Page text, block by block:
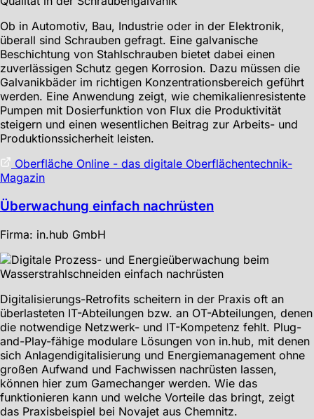
Ob in Automotiv, Bau, Industrie oder in der Elektronik,
überall sind Schrauben gefragt. Eine galvanische
Beschichtung von Stahlschrauben bietet dabei einen
zuverlässigen Schutz gegen Korrosion. Dazu müssen die
Galvanikbäder im richtigen Konzentrationsbereich geführt
werden. Eine Anwendung zeigt, wie chemikalienresistente
Pumpen mit Dosierfunktion von Flux die Produktivität
steigern und einen wesentlichen Beitrag zur Arbeits- und
Produktionssicherheit leisten.
Oberfläche Online - das digitale Oberflächentechnik-
Magazin
Überwachung einfach nachrüsten
Firma: in.hub GmbH
Digitalisierungs-Retrofits scheitern in der Praxis oft an
überlasteten IT-Abteilungen bzw. an OT-Abteilungen, denen
die notwendige Netzwerk- und IT-Kompetenz fehlt. Plug-
and-Play-fähige modulare Lösungen von in.hub, mit denen
sich Anlagendigitalisierung und Energiemanagement ohne
großen Aufwand und Fachwissen nachrüsten lassen,
können hier zum Gamechanger werden. Wie das
funktionieren kann und welche Vorteile das bringt, zeigt
das Praxisbeispiel bei Novajet aus Chemnitz.